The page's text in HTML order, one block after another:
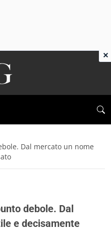
Dal mercato un nome
debole. Dal
e decisamente
×